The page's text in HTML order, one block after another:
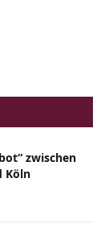
zwischen
Köln